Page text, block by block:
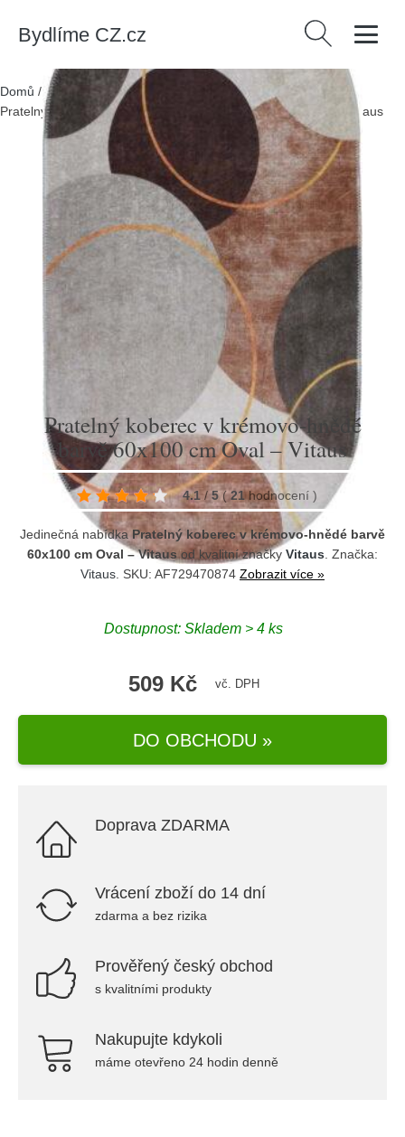
Bydlíme CZ.cz Vyhledávání
Domů / Produkty/ > Textil > Koberce a rohožky > Koberce
Pratelný koberec v krémovo-hnědé barvě 60x100 cm Oval – Vitaus
Pratelný koberec v krémovo-hnědé
barvě 60x100 cm Oval – Vitaus
4.1 / 5 ( 21 hodnocení )
Jedinečná nabídkaPratelný koberec v krémovo-hnědé barvě
60x100 cm Oval – Vitausod kvalitní značky Vitaus . Značka:
Vitaus . SKU: AF729470874 Zobrazit více »
Dostupnost: Skladem > 4 ks
509 Kč vč. DPH
DO OBCHODU »
Doprava ZDARMA
Vrácení zboží do 14 dní
zdarma a bez rizika
Prověřený český obchod
s kvalitními produkty
Nakupujte kdykoli
máme otevřeno 24 hodin denně